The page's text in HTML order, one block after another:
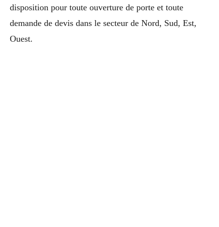
disposition pour toute ouverture de porte et toute
demande de devis dans le secteur de Nord, Sud, Est,
Ouest.